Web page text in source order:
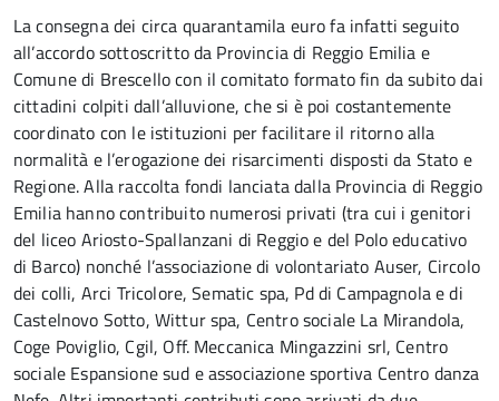
La consegna dei circa quarantamila euro fa infatti seguito
all’accordo sottoscritto da Provincia di Reggio Emilia e
Comune di Brescello con il comitato formato fin da subito dai
cittadini colpiti dall’alluvione, che si è poi costantemente
coordinato con le istituzioni per facilitare il ritorno alla
normalità e l’erogazione dei risarcimenti disposti da Stato e
Regione. Alla raccolta fondi lanciata dalla Provincia di Reggio
Emilia hanno contribuito numerosi privati (tra cui i genitori
del liceo Ariosto-Spallanzani di Reggio e del Polo educativo
di Barco) nonché l’associazione di volontariato Auser, Circolo
dei colli, Arci Tricolore, Sematic spa, Pd di Campagnola e di
Castelnovo Sotto, Wittur spa, Centro sociale La Mirandola,
Coge Poviglio, Cgil, Off. Meccanica Mingazzini srl, Centro
sociale Espansione sud e associazione sportiva Centro danza